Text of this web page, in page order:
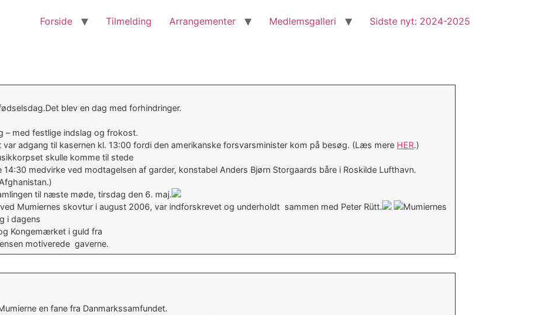
Forside Tilmelding Arrangementer Medlemsgalleri Sidste nyt: 2024-2025
blev en dag med forhindringer.
– med festlige indslag og frokost.
adgang til kasernen kl. 13:00 fordi den amerikanske forsvarsminister kom på besøg. (Læs mere HER.)
skulle komme til stede
medvirke ved modtagelsen af garder, konstabel Anders Bjørn Storgaards båre i Roskilde Lufthavn.
til næste møde, tirsdag den 6. maj.
Mumiernes skovtur i august 2006, var indforskrevet og underholdt sammen med Peter Rütt.
Mumiernes
i dagens
Kongemærket i guld fra
motiverede gaverne.
en fane fra Danmarkssamfundet.